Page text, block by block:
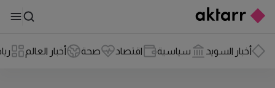
أخبار السويد سياسية اقتصاد صحة أخبار العالم